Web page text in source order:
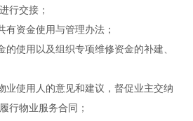
行交接；
有资金使用与管理办法；
的使用以及组织专项维修资金的补建、
业使用人的意见和建议，督促业主交纳
行物业服务合同；